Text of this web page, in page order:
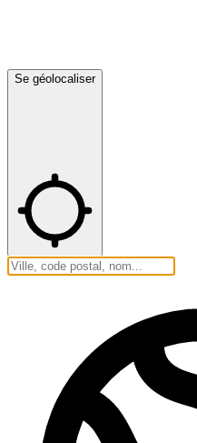
Se géolocaliser